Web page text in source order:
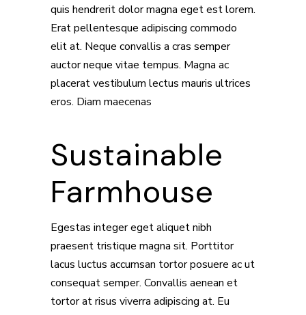
quis hendrerit dolor magna eget est lorem.
Erat pellentesque adipiscing commodo
elit at. Neque convallis a cras semper
auctor neque vitae tempus. Magna ac
placerat vestibulum lectus mauris ultrices
eros. Diam maecenas
Sustainable
Farmhouse
Egestas integer eget aliquet nibh
praesent tristique magna sit. Porttitor
lacus luctus accumsan tortor posuere ac ut
consequat semper. Convallis aenean et
tortor at risus viverra adipiscing at. Eu